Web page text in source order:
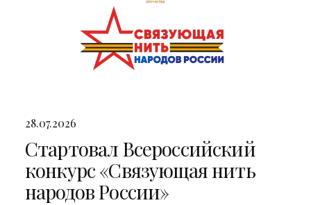
28.07.2026
Стартовал Всероссийский
конкурс «Связующая нить
народов России»